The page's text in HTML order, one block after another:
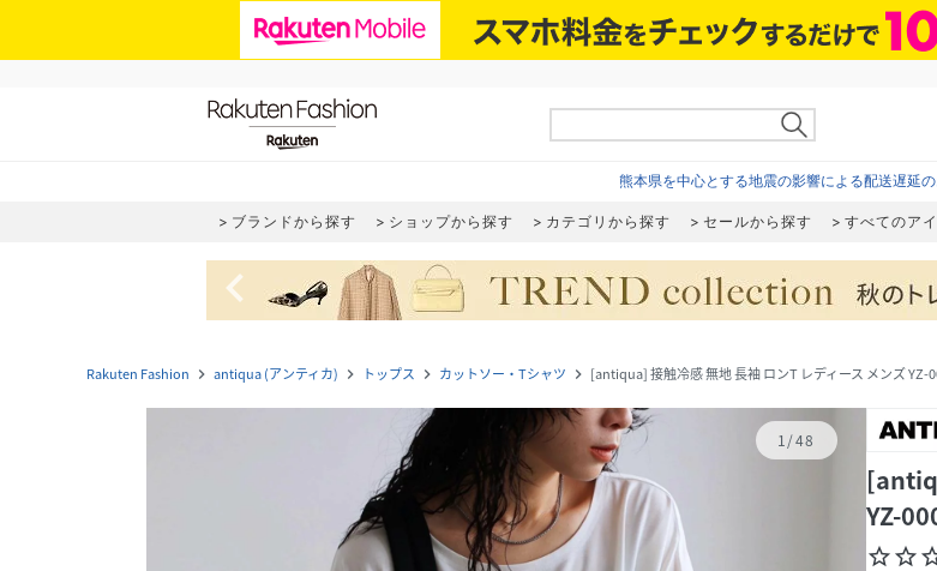
熊本県を中心とする地震の影響による配送遅延
ブランドから探す ショップから探す カテゴリから探す セールから探す すべてのア
navigate_before
Rakuten Fashion navigate_next antiqua (アンティカ) navigate_next トップス navigate_next カットソー・Tシャツ navigate_next [antiqua] 接触冷感 無地 長袖 ロンT レディース メンズ YZ-
1/48
YZ-
star_borderstar_border